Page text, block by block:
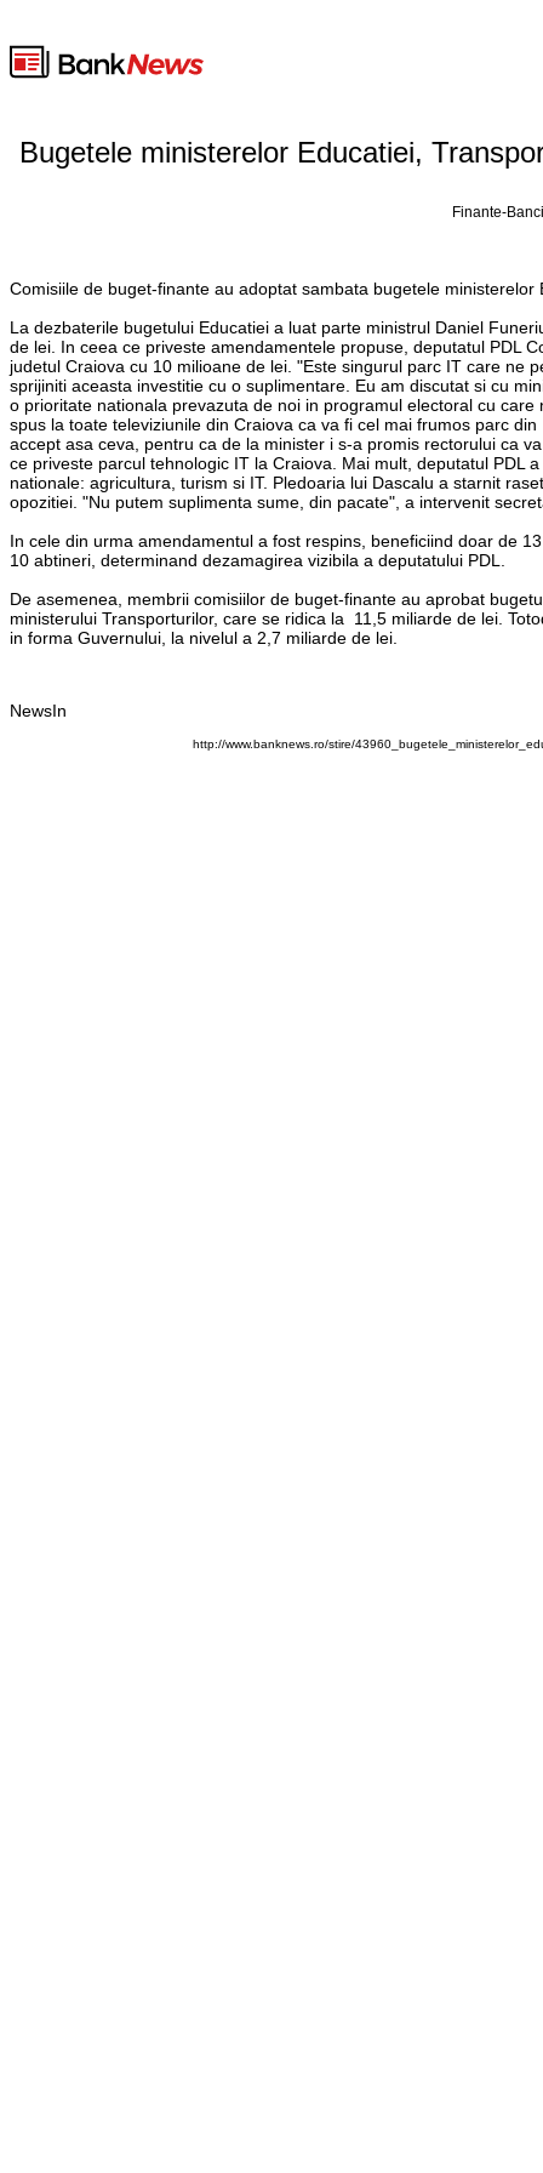
Bugetele ministerelor Educatiei,
Finante-
Comisiile de buget-finante au adoptat sambata bugetele
La dezbaterile bugetului Educatiei a luat parte ministrul Daniel
de lei. In ceea ce priveste amendamentele propuse, deputatul PDL
judetul Craiova cu 10 milioane de lei. "Este singurul parc IT care ne
sprijiniti aceasta investitie cu o suplimentare. Eu am discutat si cu
o prioritate nationala prevazuta de noi in programul electoral cu
spus la toate televiziunile din Craiova ca va fi cel mai frumos parc
accept asa ceva, pentru ca de la minister i s-a promis rectorului ca
ce priveste parcul tehnologic IT la Craiova. Mai mult, deputatul PDL
nationale: agricultura, turism si IT. Pledoaria lui Dascalu a starnit
opozitiei. "Nu putem suplimenta sume, din pacate", a intervenit
In cele din urma amendamentul a fost respins, beneficiind doar de
10 abtineri, determinand dezamagirea vizibila a deputatului PDL.
De asemenea, membrii comisiilor de buget-finante au aprobat
ministerului Transporturilor, care se ridica la 11,5 miliarde de lei.
in forma Guvernului, la nivelul a 2,7 miliarde de lei.
NewsIn
http://www.banknews.ro/stire/